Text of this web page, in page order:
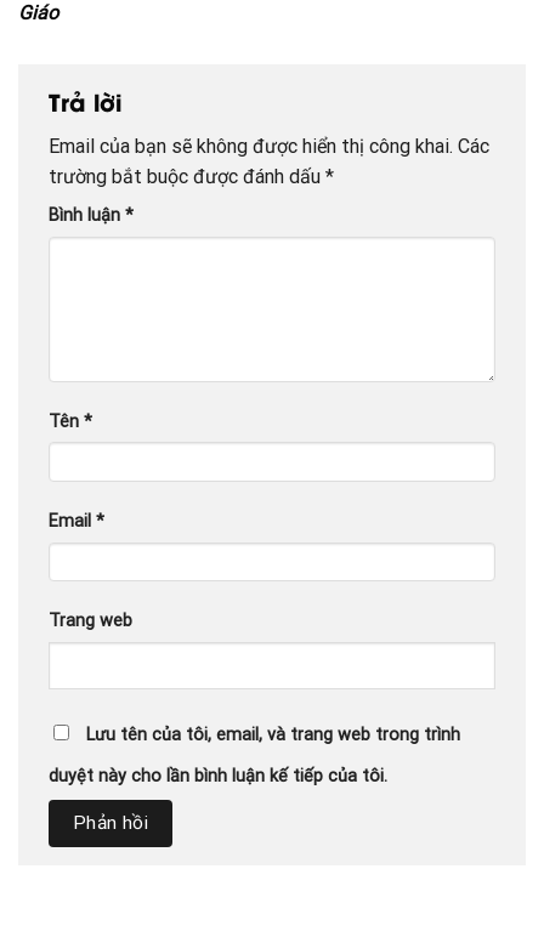
Giáo
Trả lời
Email của bạn sẽ không được hiển thị công khai. Các
trường bắt buộc được đánh dấu *
Bình luận *
Tên *
Email *
Trang web
Lưu tên của tôi, email, và trang web trong trình
duyệt này cho lần bình luận kế tiếp của tôi.